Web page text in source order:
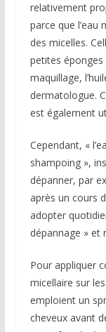
relativement
parce que
des micelles.
petites éponges
maquillage,
dermatologue.
est également
Cependant, «
shampoing »,
dépanner, par
après un cours
adopter
dépannage » et
Pour appliquer
micellaire sur
emploient un
cheveux avant